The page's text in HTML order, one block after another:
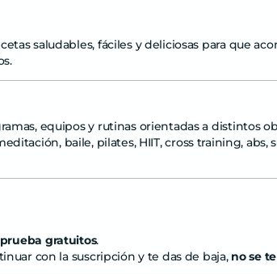
saludables, fáciles y deliciosas para que
equipos y rutinas orientadas a distintos
baile, pilates, HIIT, cross training, abs,
gratuitos.
con la suscripción y te das de baja, no se